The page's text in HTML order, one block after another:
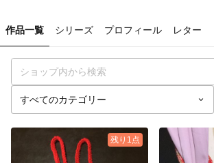
作品一覧 シリーズ プロフィール レター
残り1点